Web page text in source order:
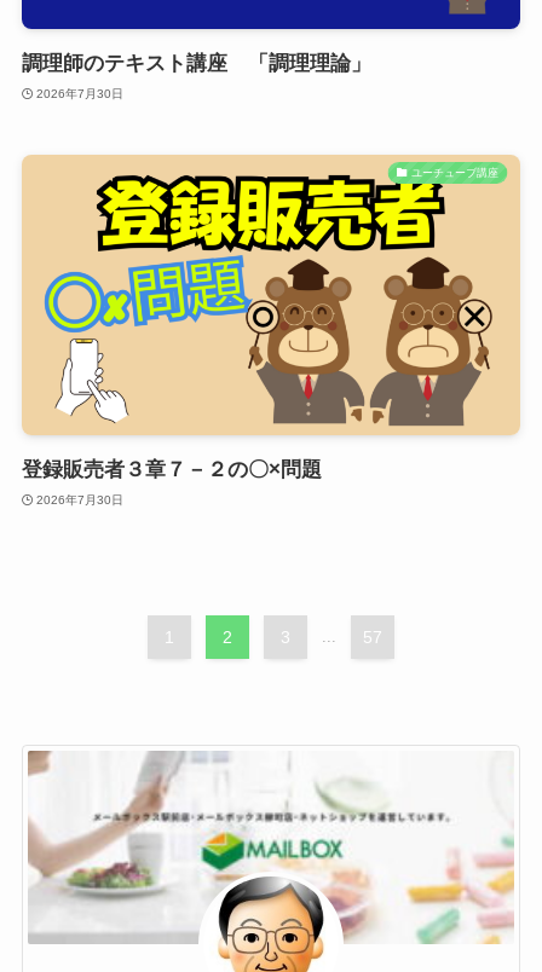
調理師のテキスト講座 「調理理論」
2026年7月30日
ユーチューブ講座
登録販売者３章７－２の〇×問題
2026年7月30日
1 2 3 ... 57